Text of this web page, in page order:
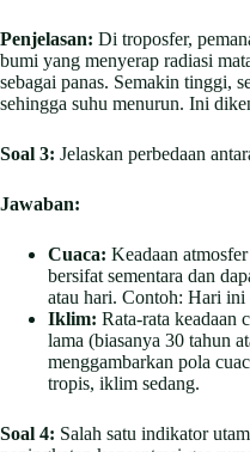
Penjelasan: Di troposfer,
bumi yang menyerap radiasi
sebagai panas. Semakin tinggi,
sehingga suhu menurun. Ini
Soal 3: Jelaskan perbedaan
Jawaban:
Cuaca: Keadaan
bersifat sementara dan
atau hari. Contoh: Hari ini
Iklim: Rata-rata keadaan
lama (biasanya 30 tahun
menggambarkan pola
tropis, iklim sedang.
Soal 4: Salah satu indikator